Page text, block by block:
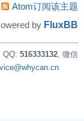
Atom订阅该主题
by FluxBB
QQ: 516333132 , 微信